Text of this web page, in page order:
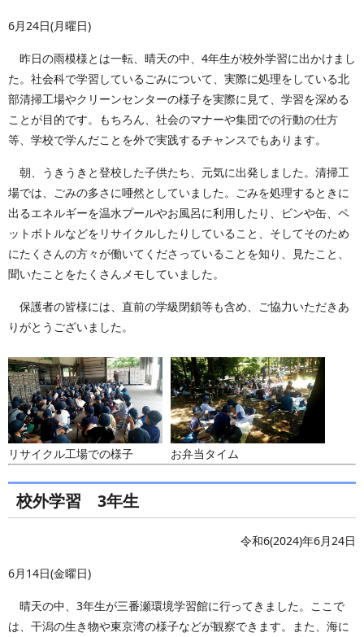
6月24日(月曜日)
昨日の雨模様とは一転、晴天の中、4年生が校外学習に出かけまし
た。社会科で学習しているごみについて、実際に処理をしている北
部清掃工場やクリーンセンターの様子を実際に見て、学習を深める
ことが目的です。もちろん、社会のマナーや集団での行動の仕方
等、学校で学んだことを外で実践するチャンスでもあります。
朝、うきうきと登校した子供たち、元気に出発しました。清掃工
場では、ごみの多さに唖然としていました。ごみを処理するときに
出るエネルギーを温水プールやお風呂に利用したり、ビンや缶、ペ
ットボトルなどをリサイクルしたりしていること、そしてそのため
にたくさんの方々が働いてくださっていることを知り、見たこと、
聞いたことをたくさんメモしていました。
保護者の皆様には、直前の学級閉鎖等も含め、ご協力いただきあ
りがとうございました。
リサイクル工場での様子 お弁当タイム
校外学習 3年生
令和6(2024)年6月24日
6月14日(金曜日)
晴天の中、3年生が三番瀬環境学習館に行ってきました。ここで
は、干潟の生き物や東京湾の様子などが観察できます。また、海に